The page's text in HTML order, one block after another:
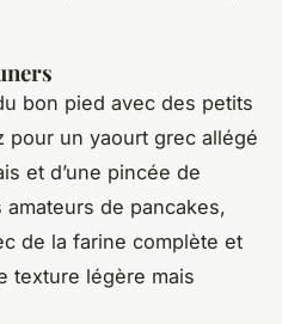
bon pied avec des petits
pour un yaourt grec allégé
et d’une pincée de
de pancakes,
de la farine complète et
texture légère mais